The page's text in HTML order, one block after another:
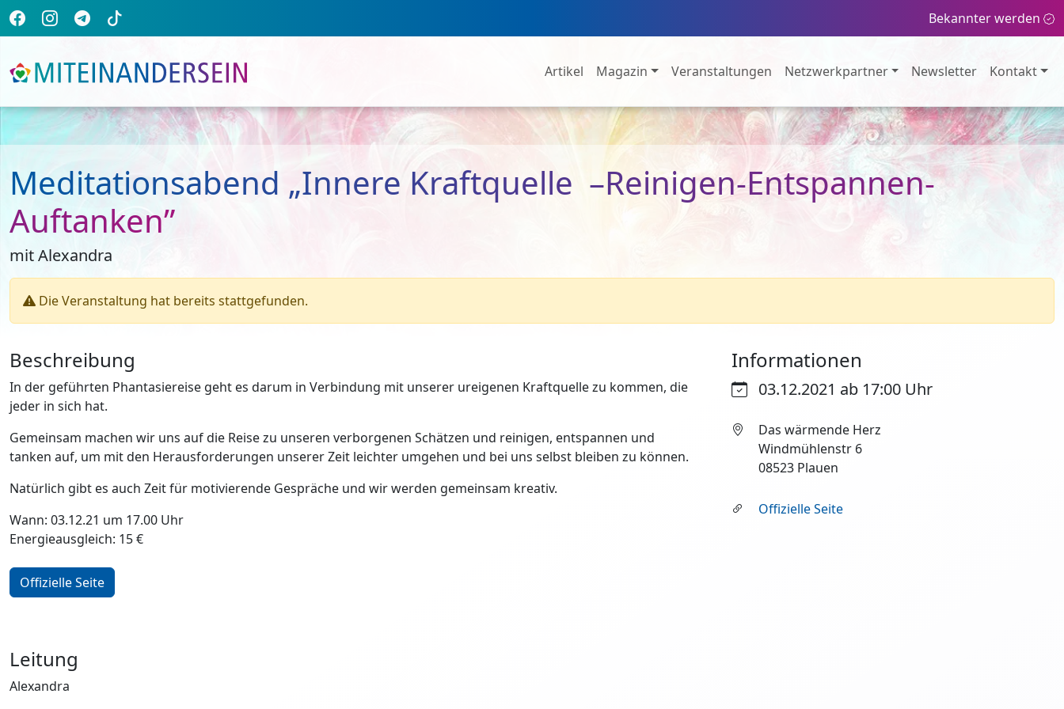
Bekannter werden
Artikel Magazin Veranstaltungen Netzwerkpartner Newsletter Kontakt
Meditationsabend „Innere Kraftquelle –Reinigen-Entspannen-
Auftanken”
mit Alexandra
Die Veranstaltung hat bereits stattgefunden.
Informationen
03.12.2021 ab 17:00 Uhr
Das wärmende Herz
Windmühlenstr 6
08523 Plauen
Offizielle Seite
Beschreibung
In der geführten Phantasiereise geht es darum in Verbindung mit unserer ureigenen Kraftquelle zu kommen, die
jeder in sich hat.
Gemeinsam machen wir uns auf die Reise zu unseren verborgenen Schätzen und reinigen, entspannen und
tanken auf, um mit den Herausforderungen unserer Zeit leichter umgehen und bei uns selbst bleiben zu können.
Natürlich gibt es auch Zeit für motivierende Gespräche und wir werden gemeinsam kreativ.
Wann: 03.12.21 um 17.00 Uhr
Energieausgleich: 15 €
Offizielle Seite
Leitung
Alexandra